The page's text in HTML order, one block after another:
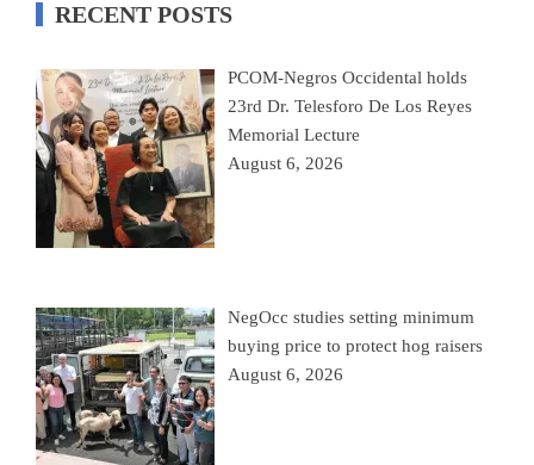
RECENT POSTS
PCOM-Negros Occidental holds
23rd Dr. Telesforo De Los Reyes
Memorial Lecture
August 6, 2026
NegOcc studies setting minimum
buying price to protect hog raisers
August 6, 2026